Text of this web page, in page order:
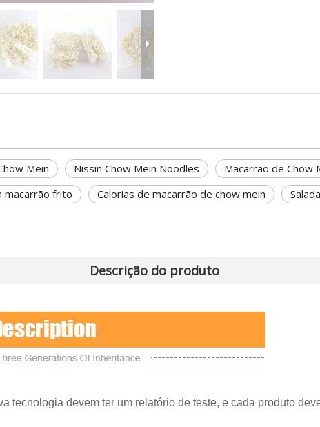
Mein Nissin Chow Mein Noodles
Macarrão de Chow
macarrão frito Calorias de macarrão de chow mein
Descrição do produto
tecnologia devem ter um relatório de teste, e cada produto